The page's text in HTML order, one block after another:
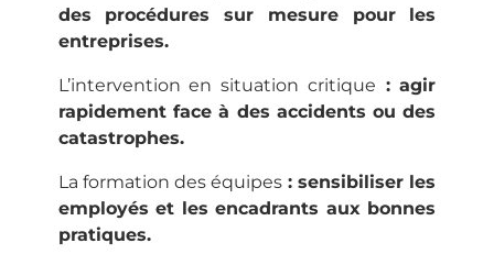
des procédures sur mesure pour les
entreprises.
L’intervention en situation critique : agir
rapidement face à des accidents ou des
catastrophes.
La formation des équipes : sensibiliser les
employés et les encadrants aux bonnes
pratiques.